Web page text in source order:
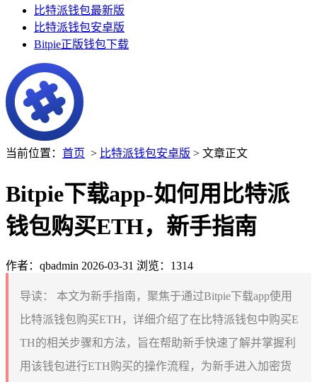
比特派钱包最新版
比特派钱包安卓版
Bitpie正版钱包下载
当前位置： 首页 > 比特派钱包安卓版 > 文章正文
Bitpie下载app-如何用比特派
钱包购买ETH，新手指南
作者：qbadmin 2026-03-31 浏览：1314
导读：
本文为新手指南，聚焦于通过Bitpie下载app使用
比特派钱包购买ETH，详细介绍了在比特派钱包中购买E
TH的相关步骤和方法，旨在帮助新手快速了解并掌握利
用该钱包进行ETH购买的操作流程，为新手进入加密货